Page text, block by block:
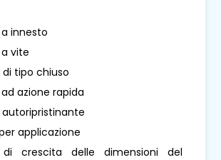
a innesto
a vite
di tipo chiuso
ad azione rapida
autoripristinante
applicazione
di crescita delle dimensioni del